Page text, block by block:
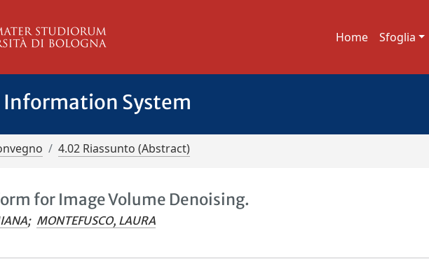
Home Sfoglia
Information System
4.02 Riassunto (Abstract)
for Image Volume Denoising.
; MONTEFUSCO, LAURA